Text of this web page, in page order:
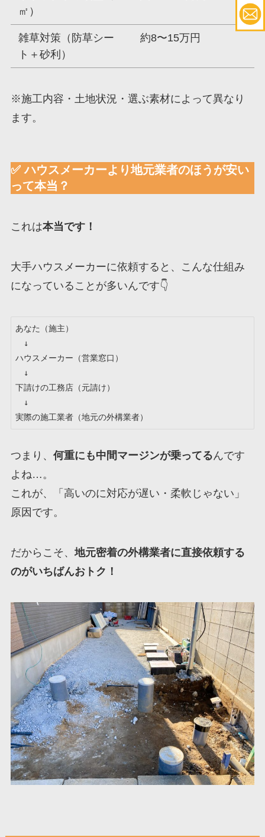
㎡）
雑草対策（防草シー
ト＋砂利）
約8〜15万円
※施工内容・土地状況・選ぶ素材によって異なり
ます。
✅ ハウスメーカーより地元業者のほうが安い
って本当？
これは本当です！
大手ハウスメーカーに依頼すると、こんな仕組み
になっていることが多いんです👇
あなた（施主）
↓
ハウスメーカー（営業窓口）
↓
下請けの工務店（元請け）
↓
つまり、 何重にも中間マージンが乗ってるんです
よね…。
これが、「高いのに対応が遅い・柔軟じゃない」
原因です。
だからこそ、 地元密着の外構業者に直接依頼する
のがいちばんおトク！